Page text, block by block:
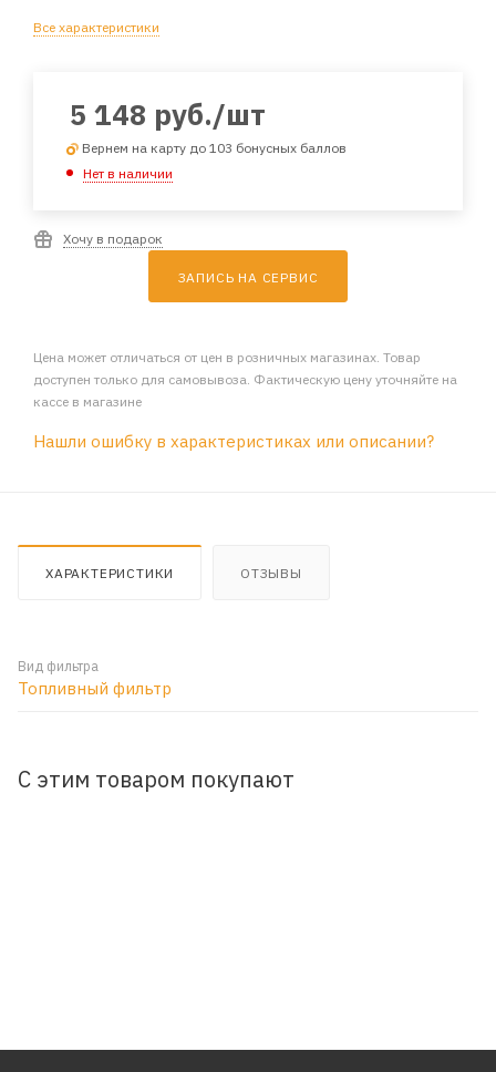
Все характеристики
5 148 руб./шт
Вернем на карту до 103 бонусных баллов
Нет в наличии
Хочу в подарок
ЗАПИСЬ НА СЕРВИС
Цена может отличаться от цен в розничных магазинах. Товар
доступен только для самовывоза. Фактическую цену уточняйте на
кассе в магазине
Нашли ошибку в характеристиках или описании?
ХАРАКТЕРИСТИКИ ОТЗЫВЫ
Вид фильтра
Топливный фильтр
С этим товаром покупают